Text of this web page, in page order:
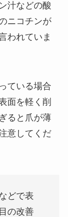
汁などの酸
ニコチンが
われていま
ている場合
面を軽く削
ると爪が薄
意してくだ
どで表
の改善